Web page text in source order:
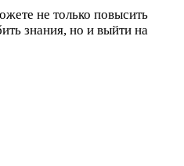
не только повысить
знания, но и выйти на